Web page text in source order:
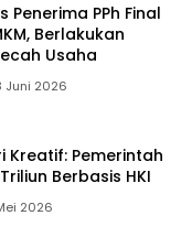
Penerima PPh Final
Berlakukan
Usaha
Juni 2026
Kreatif: Pemerintah
Berbasis HKI
2026